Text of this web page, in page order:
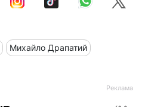
Михайло Драпатий